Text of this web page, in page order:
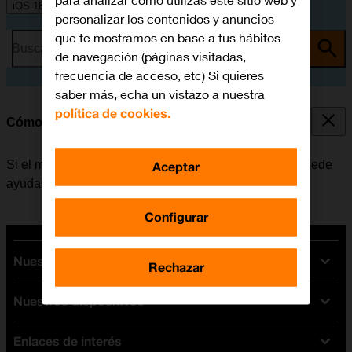
iOS 18
Busca por problema o tema
Cómo reiniciar el móvil
Si el móvil funciona muy lentamente o no responde, puede
ayudar el reiniciarlo.
Nuestras tarifas
Tarifas Orange
Tarifas fibra y móvil
Nuestros dispositivos
Ofertas en móviles
Enlaces de interés
personalizar los contenidos y anuncios
que te mostramos en base a tus hábitos
de navegación (páginas visitadas,
frecuencia de acceso, etc) Si quieres
saber más, echa un vistazo a nuestra
política de cookies.
Configurar
Rechazar
Aceptar